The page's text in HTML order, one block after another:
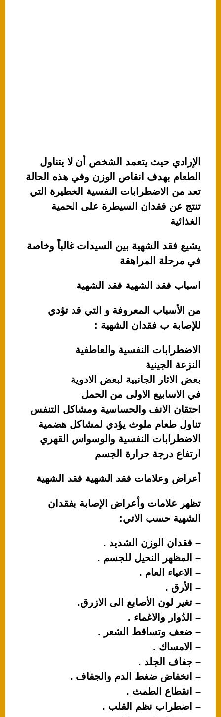
الإرادي حيث يتعمد الشخص أن لا يتناول
الطعام بهدف انقاص الوزن وفي هذه الحالة
تعد من الاضطرابات النفسية الخطيرة التي
تنتج عن فقدان السيطرة على الحمية
الغذائية
يشيع فقد الشهية بين السيدات غالباً وخاصة
في مرحلة المراهقة
اسباب فقد الشهية فقد الشهية
من الأسباب المعروفة و التي قد تؤدي
للإصابة ب فقدان الشهية :
الاضطرابات النفسية والعاطفية
النزعة الجينية
بعض الاثار الجانبية لبعض الادوية
في الاسابيع الاولى من الحمل
احتقان الانف والحساسية ومشاكل التنفس
تناول طعام ملوث يؤدي لمشاكل هضمية
الاضطرابات النفسية والوسواس القهري
ارتفاع درجة حرارة الجسم
أعراض وعلامات فقد الشهية فقد الشهية
تظهر علامات وأعراض الإصابة بفقدان
الشهية حسب الاتي:
– فقدان الوزن الشديد .
– المظهر النحيل للجسم .
– الاعياء العام .
– الأرق .
– تغير لون الأصابع الى الازرق.
– الدُوار والاغماء .
– ضعف وتساقط الشعر .
– الامساك .
– جفاف الجلد .
– انخفاض ضغط الدم والجفاف .
– انقطاع الطمث .
– اضطراب نظم القلب .